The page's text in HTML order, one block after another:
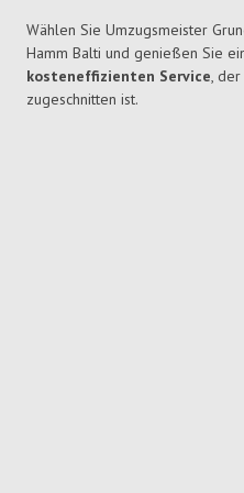
Wählen Sie Umzugsmeister
Hamm Balti und genießen Sie
kosteneffizienten Service,
zugeschnitten ist.